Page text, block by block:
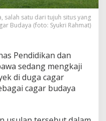
salah satu dari tujuh situs yang
Budaya (foto: Syukri Rahmat)
Pendidikan dan
sedang mengkaji
di duga cagar
cagar budaya